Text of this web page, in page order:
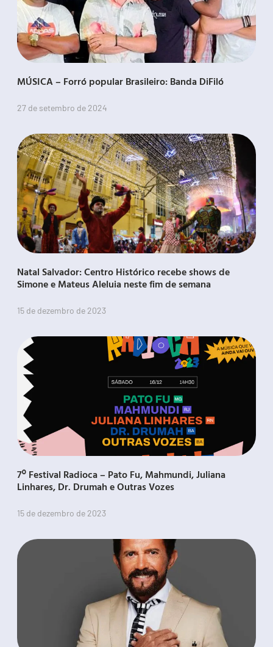
MÚSICA – Forró popular Brasileiro: Banda DiFiló
27 de setembro de 2024
Natal Salvador: Centro Histórico recebe shows de
Simone e Mateus Aleluia neste fim de semana
15 de dezembro de 2023
7º Festival Radioca – Pato Fu, Mahmundi, Juliana
Linhares, Dr. Drumah e Outras Vozes
15 de dezembro de 2023